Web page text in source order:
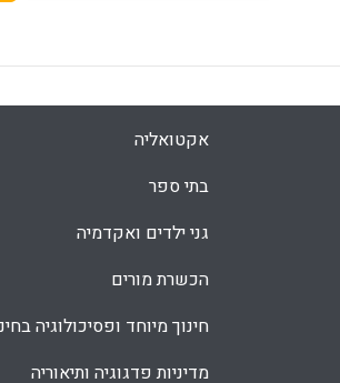
אקטואליה
בתי ספר
גני ילדים ואקדמיה
הכשרת מורים
חינוך מיוחד ופסיכולוגיה
מדיניות פדגוגיה ותיאוריה